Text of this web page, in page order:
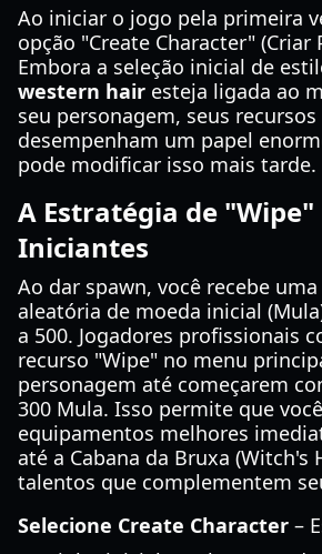
Ao iniciar o jogo pela primeira
opção "Create Character" (Criar
Embora a seleção inicial de
western hair esteja ligada ao
seu personagem, seus
desempenham um papel
pode modificar isso mais tarde.
A Estratégia de "Wipe"
Iniciantes
Ao dar spawn, você recebe
aleatória de moeda inicial
a 500. Jogadores profissionais
recurso "Wipe" no menu
personagem até começarem
300 Mula. Isso permite que
equipamentos melhores
até a Cabana da Bruxa (Witch's
talentos que complementem
Selecione Create Character –